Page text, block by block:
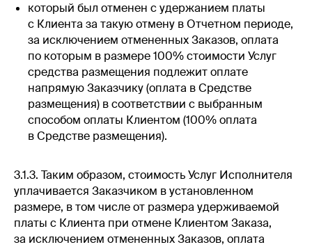
который был отменен с удержанием платы
с Клиента за такую отмену в Отчетном периоде,
за исключением отмененных Заказов, оплата
по которым в размере 100% стоимости Услуг
средства размещения подлежит оплате
напрямую Заказчику (оплата в Средстве
размещения) в соответствии с выбранным
способом оплаты Клиентом (100% оплата
в Средстве размещения).
3.1.3. Таким образом, стоимость Услуг Исполнителя
уплачивается Заказчиком в установленном
размере, в том числе от размера удерживаемой
платы с Клиента при отмене Клиентом Заказа,
за исключением отмененных Заказов, оплата